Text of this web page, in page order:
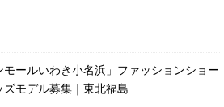
モールいわき小名浜」ファッションショー
ズモデル募集｜東北福島